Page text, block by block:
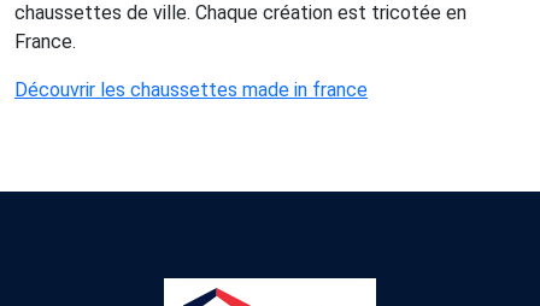
chaussettes de ville. Chaque création est tricotée en
France.
Découvrir les chaussettes made in france